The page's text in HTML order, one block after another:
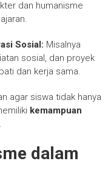
dan humanisme
Sosial: Misalnya
sosial, dan proyek
dan kerja sama.
agar siswa tidak hanya
kemampuan
.
dalam